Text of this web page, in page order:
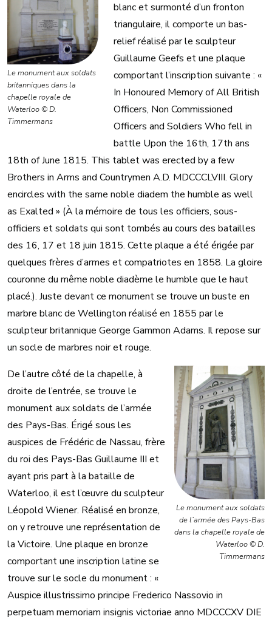
Le monument aux soldats
britanniques dans la
chapelle royale de
Waterloo © D.
Timmermans
blanc et surmonté d’un fronton
triangulaire, il comporte un bas-
relief réalisé par le sculpteur
Guillaume Geefs et une plaque
comportant l’inscription suivante : «
In Honoured Memory of All British
Officers, Non Commissioned
Officers and Soldiers Who fell in
battle Upon the 16th, 17th ans
18th of June 1815. This tablet was erected by a few
Brothers in Arms and Countrymen A.D. MDCCCLVIII. Glory
encircles with the same noble diadem the humble as well
as Exalted » (À la mémoire de tous les officiers, sous-
officiers et soldats qui sont tombés au cours des batailles
des 16, 17 et 18 juin 1815. Cette plaque a été érigée par
quelques frères d’armes et compatriotes en 1858. La gloire
couronne du même noble diadème le humble que le haut
placé.). Juste devant ce monument se trouve un buste en
marbre blanc de Wellington réalisé en 1855 par le
sculpteur britannique George Gammon Adams. Il repose sur
un socle de marbres noir et rouge.
Le monument aux soldats
de l’armée des Pays-Bas
dans la chapelle royale de
Waterloo © D.
Timmermans
De l’autre côté de la chapelle, à
droite de l’entrée, se trouve le
monument aux soldats de l’armée
des Pays-Bas. Érigé sous les
auspices de Frédéric de Nassau, frère
du roi des Pays-Bas Guillaume III et
ayant pris part à la bataille de
Waterloo, il est l’œuvre du sculpteur
Léopold Wiener. Réalisé en bronze,
on y retrouve une représentation de
la Victoire. Une plaque en bronze
comportant une inscription latine se
trouve sur le socle du monument : «
Auspice illustrissimo principe Frederico Nassovio in
perpetuam memoriam insignis victoriae anno MDCCCXV DIE